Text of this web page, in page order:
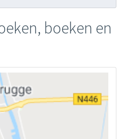
boeken en